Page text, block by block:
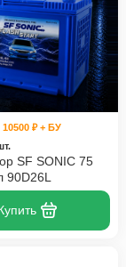
10500 ₽ + БУ
SF SONIC 75
90D26L